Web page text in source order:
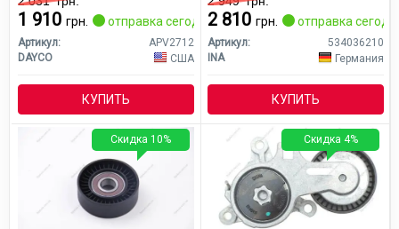
1 910 грн. отправка сегодня
Артикул:
APV2712
DAYCO
США
КУПИТЬ
2 810 грн. отправка
Артикул:
534036210
INA
Германия
КУПИТЬ
Скидка 10% Скидка 4%